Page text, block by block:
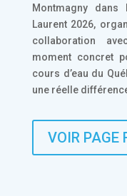
Montmagny dans
Laurent 2026,
collaboration
moment concret
cours d’eau du
une réelle
VOIR PAGE